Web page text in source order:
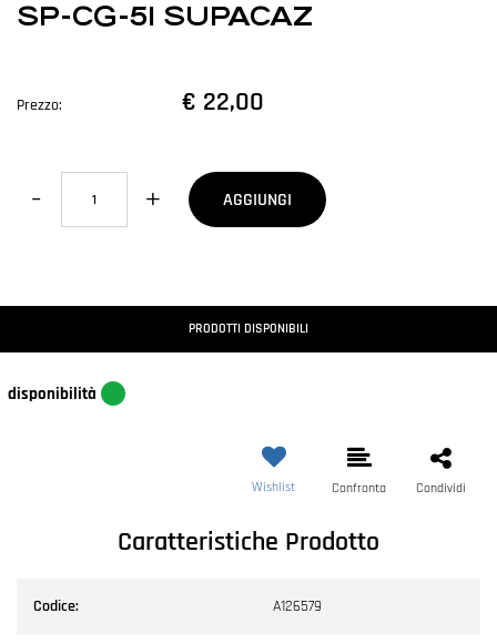
SP-CG-51 SUPACAZ
Prezzo: € 22,00
Quantità
AGGIUNGI
PRODOTTI DISPONIBILI
disponibilità
Wishlist Confronta Condividi
Caratteristiche Prodotto
Codice: A126579